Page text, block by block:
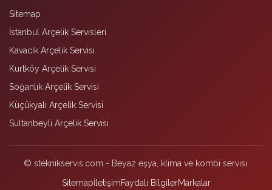
Sitemap
İstanbul Arçelik Servisleri
Kavacık Arçelik Servisi
Kurtköy Arçelik Servisi
Soğanlık Arçelik Servisi
Küçükyalı Arçelik Servisi
Sultanbeyli Arçelik Servisi
© steknikservis.com - Beyaz eşya, klima ve kombi servisi.
SitemapİletişimFaydalı BilgilerMarkalar